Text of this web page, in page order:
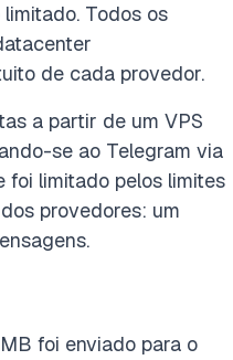
Todos os
de cada provedor.
a partir de um VPS
se ao Telegram via
foi limitado pelos limites
provedores: um
foi enviado para o